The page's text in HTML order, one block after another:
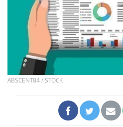
ABSCENT84 /ISTOCK